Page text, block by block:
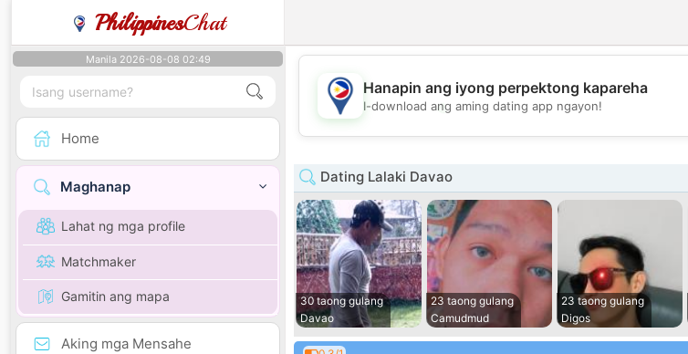
PhilippinesChat
Manila 2026-08-08 02:49
Home
Maghanap
Lahat ng mga profile
Matchmaker
Gamitin ang mapa
Aking mga Mensahe
💖
💕
Hanapin ang iyong perpektong kapareha
I-download ang aming dating app ngayon!
Dating Lalaki Davao
30 taong gulang
Davao
23 taong gulang
Camudmud
23 taong gulang
Digos